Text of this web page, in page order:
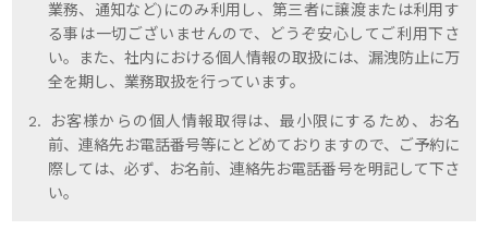
業務、通知など)にのみ利用し、第三者に譲渡または利用す
る事は一切ございませんので、どうぞ安心してご利用下さ
い。また、社内における個人情報の取扱には、漏洩防止に万
全を期し、業務取扱を行っています。
お客様からの個人情報取得は、最小限にするため、お名
前、連絡先お電話番号等にとどめておりますので、ご予約に
際しては、必ず、お名前、連絡先お電話番号を明記して下さ
い。